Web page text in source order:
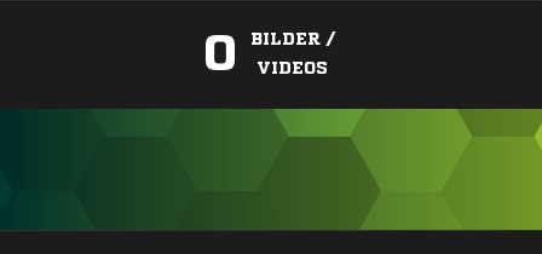
0
BILDER /
VIDEOS